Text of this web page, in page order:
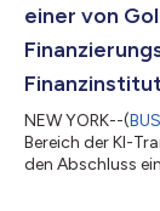
einer von
NEW YORK--(
Bereich der KI-
den Abschluss